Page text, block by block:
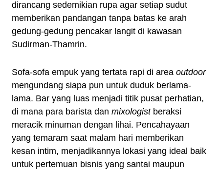
dirancang sedemikian rupa agar setiap sudut
memberikan pandangan tanpa batas ke arah
gedung-gedung pencakar langit di kawasan
Sudirman-Thamrin.
Sofa-sofa empuk yang tertata rapi di area outdoor
mengundang siapa pun untuk duduk berlama-
lama. Bar yang luas menjadi titik pusat perhatian,
di mana para barista dan mixologistberaksi
meracik minuman dengan lihai. Pencahayaan
yang temaram saat malam hari memberikan
kesan intim, menjadikannya lokasi yang ideal baik
untuk pertemuan bisnis yang santai maupun